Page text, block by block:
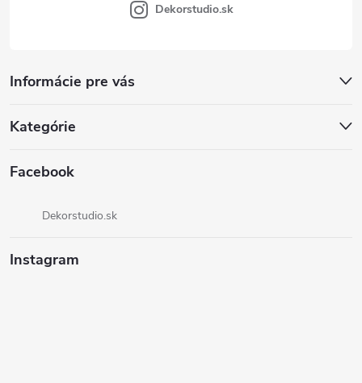
Informácie pre vás
Kategórie
Facebook
Dekorstudio.sk
Instagram
Dekorstudio.sk